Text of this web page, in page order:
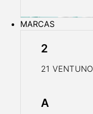
MARCAS
2
21 VENTUNO
A